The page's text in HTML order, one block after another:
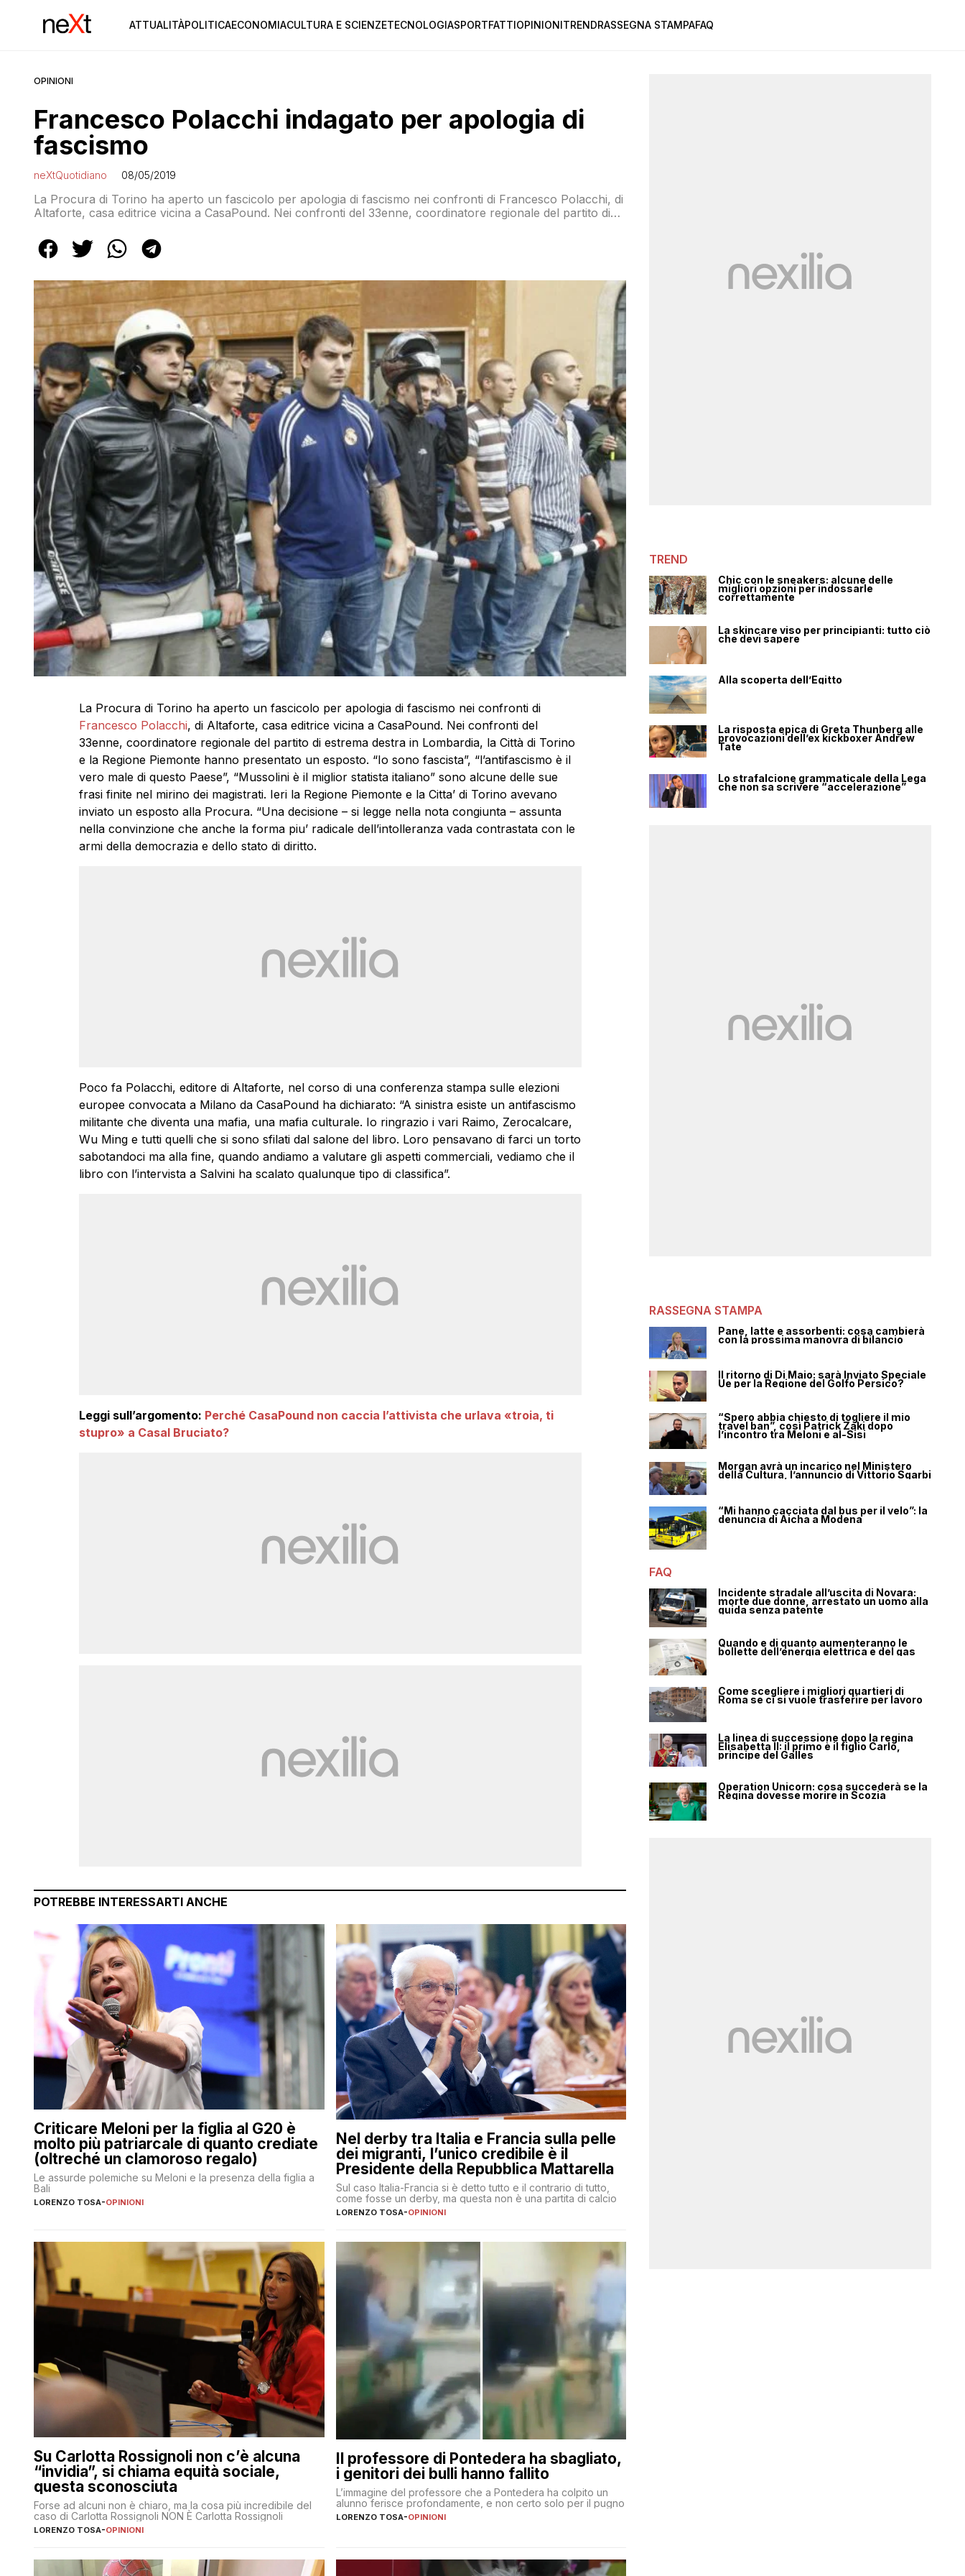
ATTUALITÀPOLITICAECONOMIACULTURA E SCIENZETECNOLOGIASPORTFATTIOPINIONITRENDRASSEGNA STAMPAFAQ
OPINIONI
Francesco Polacchi indagato per apologia di
fascismo
neXtQuotidiano 08/05/2019
La Procura di Torino ha aperto un fascicolo per apologia di fascismo nei confronti di Francesco Polacchi, di
Altaforte, casa editrice vicina a CasaPound. Nei confronti del 33enne, coordinatore regionale del partito di
sono fascista”, “l’antifascismo è il […]
La Procura di Torino ha aperto un fascicolo per apologia di fascismo nei confronti di
Francesco Polacchi, di Altaforte, casa editrice vicina a CasaPound. Nei confronti del
33enne, coordinatore regionale del partito di estrema destra in Lombardia, la Città di Torino
e la Regione Piemonte hanno presentato un esposto. “Io sono fascista”, “l’antifascismo è il
vero male di questo Paese”, “Mussolini è il miglior statista italiano” sono alcune delle sue
frasi finite nel mirino dei magistrati. Ieri la Regione Piemonte e la Citta’ di Torino avevano
inviato un esposto alla Procura. “Una decisione – si legge nella nota congiunta – assunta
nella convinzione che anche la forma piu’ radicale dell’intolleranza vada contrastata con le
armi della democrazia e dello stato di diritto.
Poco fa Polacchi, editore di Altaforte, nel corso di una conferenza stampa sulle elezioni
europee convocata a Milano da CasaPound ha dichiarato: “A sinistra esiste un antifascismo
militante che diventa una mafia, una mafia culturale. Io ringrazio i vari Raimo, Zerocalcare,
Wu Ming e tutti quelli che si sono sfilati dal salone del libro. Loro pensavano di farci un torto
sabotandoci ma alla fine, quando andiamo a valutare gli aspetti commerciali, vediamo che il
libro con l’intervista a Salvini ha scalato qualunque tipo di classifica”.
Leggi sull’argomento: Perché CasaPound non caccia l’attivista che urlava «troia, ti
stupro» a Casal Bruciato?
POTREBBE INTERESSARTI ANCHE
Criticare Meloni per la figlia al G20 è
molto più patriarcale di quanto crediate
(oltreché un clamoroso regalo)
Le assurde polemiche su Meloni e la presenza della figlia a
Bali
LORENZO TOSA-OPINIONI
Nel derby tra Italia e Francia sulla pelle
dei migranti, l’unico credibile è il
Presidente della Repubblica Mattarella
Sul caso Italia-Francia si è detto tutto e il contrario di tutto,
come fosse un derby, ma questa non è una partita di calcio
LORENZO TOSA-OPINIONI
Su Carlotta Rossignoli non c’è alcuna
“invidia”, si chiama equità sociale,
questa sconosciuta
Forse ad alcuni non è chiaro, ma la cosa più incredibile del
caso di Carlotta Rossignoli NON È Carlotta Rossignoli
LORENZO TOSA-OPINIONI
Il professore di Pontedera ha sbagliato,
i genitori dei bulli hanno fallito
L’immagine del professore che a Pontedera ha colpito un
alunno ferisce profondamente, e non certo solo per il pugno
LORENZO TOSA-OPINIONI
TREND
Chic con le sneakers: alcune delle
migliori opzioni per indossarle
correttamente
La skincare viso per principianti: tutto ciò
che devi sapere
Alla scoperta dell’Egitto
La risposta epica di Greta Thunberg alle
provocazioni dell’ex kickboxer Andrew
Tate
Lo strafalcione grammaticale della Lega
che non sa scrivere “accelerazione”
RASSEGNA STAMPA
Pane, latte e assorbenti: cosa cambierà
con la prossima manovra di bilancio
Il ritorno di Di Maio: sarà Inviato Speciale
Ue per la Regione del Golfo Persico?
“Spero abbia chiesto di togliere il mio
travel ban”, così Patrick Zaki dopo
l’incontro tra Meloni e al-Sisi
Morgan avrà un incarico nel Ministero
della Cultura, l’annuncio di Vittorio Sgarbi
“Mi hanno cacciata dal bus per il velo”: la
denuncia di Aicha a Modena
FAQ
Incidente stradale all’uscita di Novara:
morte due donne, arrestato un uomo alla
guida senza patente
Quando e di quanto aumenteranno le
bollette dell’energia elettrica e del gas
Come scegliere i migliori quartieri di
Roma se ci si vuole trasferire per lavoro
La linea di successione dopo la regina
Elisabetta II: il primo è il figlio Carlo,
principe del Galles
Operation Unicorn: cosa succederà se la
Regina dovesse morire in Scozia